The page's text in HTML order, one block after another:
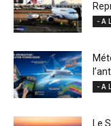
- A
- A
Le